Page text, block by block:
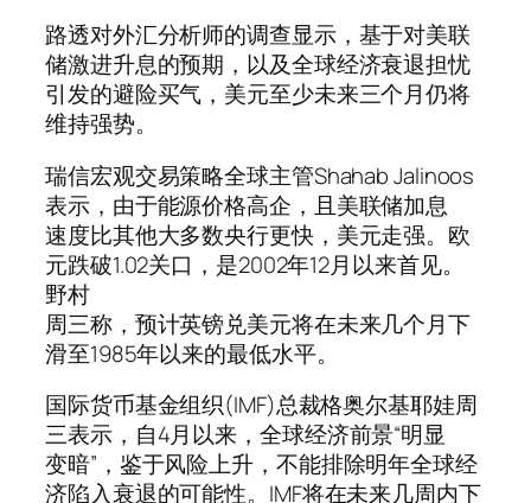
路透对外汇分析师的调查显示，基于对美联
储激进升息的预期，以及全球经济衰退担忧
引发的避险买气，美元至少未来三个月仍将
维持强势。
瑞信宏观交易策略全球主管Shahab Jalinoos
表示，由于能源价格高企，且美联储加息
速度比其他大多数央行更快，美元走强。欧
元跌破1.02关口，是2002年12月以来首见。
野村
周三称，预计英镑兑美元将在未来几个月下
滑至1985年以来的最低水平。
国际货币基金组织(IMF)总裁格奥尔基耶娃周
三表示，自4月以来，全球经济前景“明显
变暗”，鉴于风险上升，不能排除明年全球经
济陷入衰退的可能性。IMF将在未来几周内下